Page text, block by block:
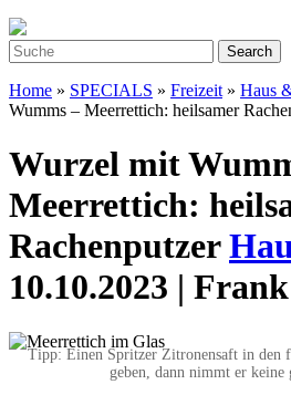
Home » SPECIALS » Freizeit » Haus
Wumms – Meerrettich: heilsamer
Wurzel mit
Meerrettich:
Rachenputzer
10.10.2023 |
Tipp: Einen Spritzer Zitronensaft in den
geben, dann nimmt er keine